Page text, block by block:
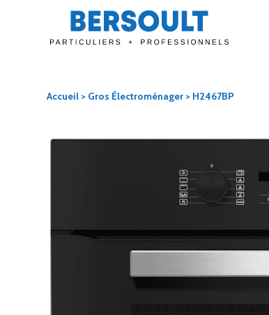
Accueil > Gros Électroménager > H2467BP